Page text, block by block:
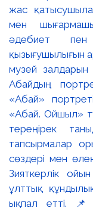
жас
мен
әдебиет
қызығушылығын
музей залдарын
Абайдың
«Абай»
«Абай. Ойшыл»
тереңірек
тапсырмалар
сөздері мен
Зияткерлік
ұлттық
ықпал етті.